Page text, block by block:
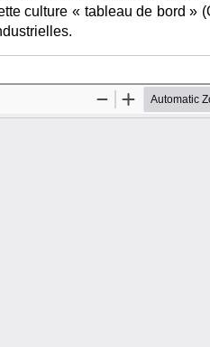
culture « tableau de bord »